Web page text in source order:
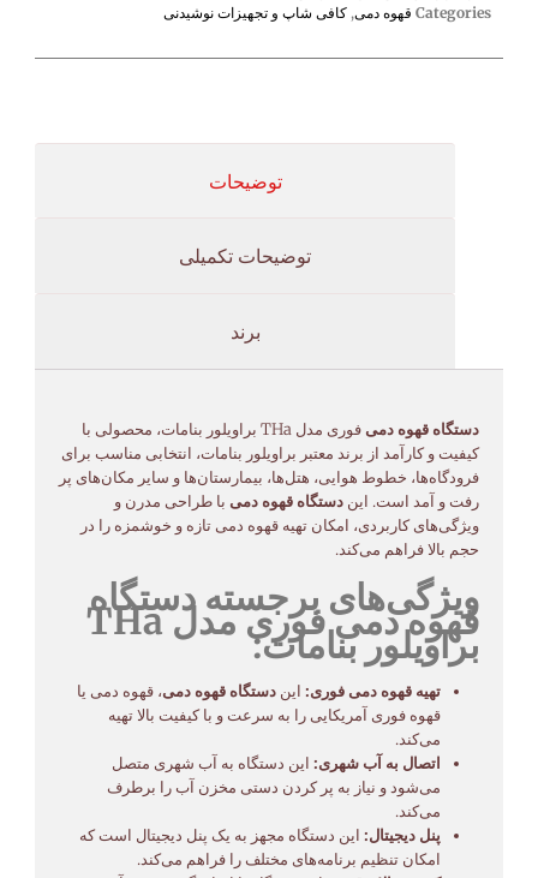
Categories قهوه دمی, کافی شاپ و تجهیزات نوشیدنی
توضیحات
توضیحات تکمیلی
برند
دستگاه قهوه دمی
فوری مدل THa براویلور بنامات، محصولی با
کیفیت و کارآمد از برند معتبر براویلور بنامات، انتخابی مناسب برای
فرودگاه‌ها، خطوط هوایی، هتل‌ها، بیمارستان‌ها و سایر مکان‌های پر
رفت و آمد است. این دستگاه قهوه دمی با طراحی مدرن و
ویژگی‌های کاربردی، امکان تهیه قهوه دمی تازه و خوشمزه را در
حجم بالا فراهم می‌کند.
ویژگی‌های برجسته دستگاه
قهوه دمی فوری مدل THa
براویلور بنامات:
تهیه قهوه دمی فوری: ایندستگاه قهوه دمی، قهوه دمی یا
قهوه فوری آمریکایی را به سرعت و با کیفیت بالا تهیه
می‌کند.
اتصال به آب شهری: این دستگاه به آب شهری متصل
می‌شود و نیاز به پر کردن دستی مخزن آب را برطرف
می‌کند.
پنل دیجیتال: این دستگاه مجهز به یک پنل دیجیتال است که
امکان تنظیم برنامه‌های مختلف را فراهم می‌کند.